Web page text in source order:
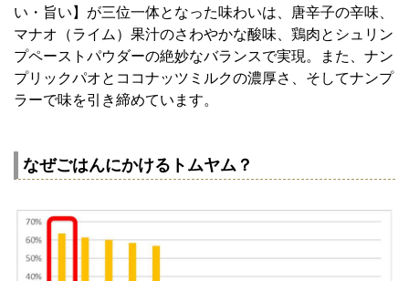
い・旨い】が三位一体となった味わいは、唐辛子の辛味、
マナオ（ライム）果汁のさわやかな酸味、鶏肉とシュリン
プペーストパウダーの絶妙なバランスで実現。また、ナン
プリックパオとココナッツミルクの濃厚さ、そしてナンプ
ラーで味を引き締めています。
なぜごはんにかけるトムヤム？